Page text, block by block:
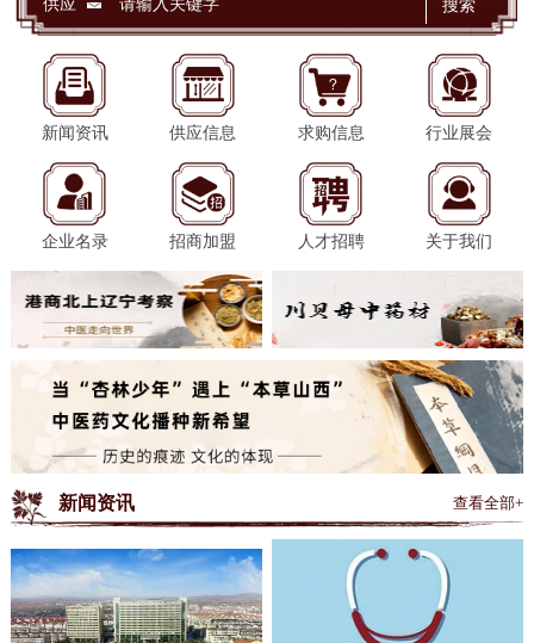
供应 搜索
新闻资讯 供应信息 求购信息 行业展会
企业名录 招商加盟 人才招聘 关于我们
新闻资讯 查看全部+